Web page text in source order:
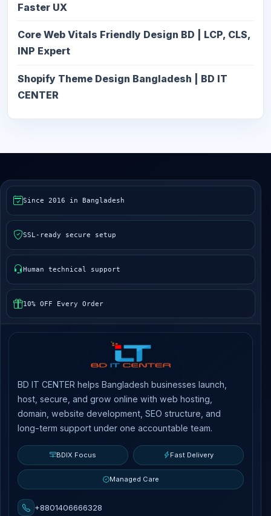
Faster UX
Core Web Vitals Friendly Design BD | LCP, CLS,
INP Expert
Shopify Theme Design Bangladesh | BD IT
CENTER
Since 2016 in Bangladesh
SSL-ready secure setup
Human technical support
10% OFF Every Order
BD IT CENTER helps Bangladesh businesses launch,
host, secure, and grow online with web hosting,
domain, website development, SEO structure, and
long-term support under one accountable team.
BDIX Focus Fast Delivery
Managed Care
+8801406666328